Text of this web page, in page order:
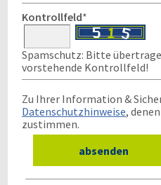
Kontrollfeld*
Spamschutz: Bitte
vorstehende Kontrollfeld!
Zu Ihrer Information &
Datenschutzhinweise,
zustimmen.